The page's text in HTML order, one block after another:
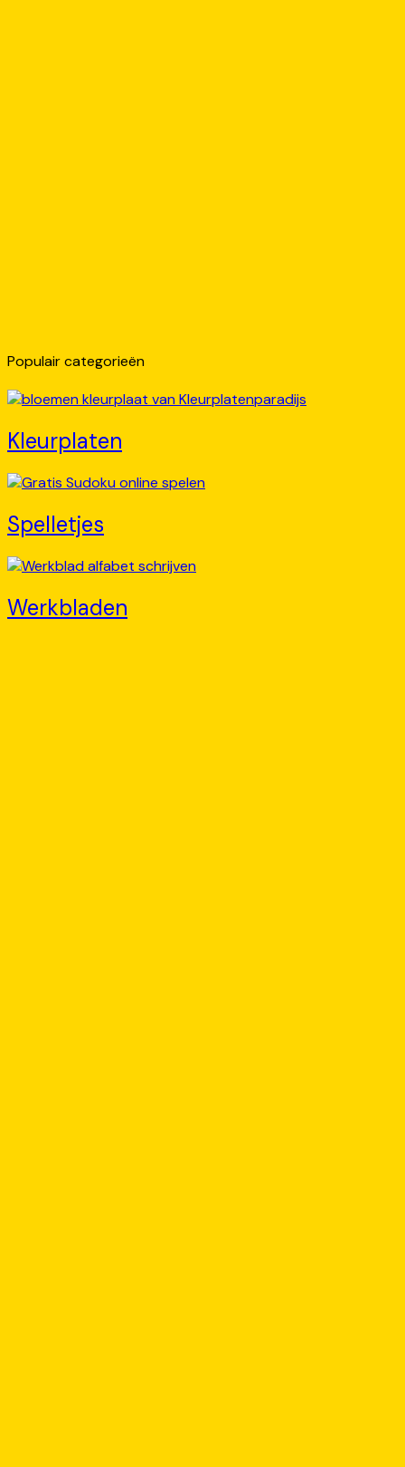
Populair categorieën
Kleurplaten
Spelletjes
Werkbladen